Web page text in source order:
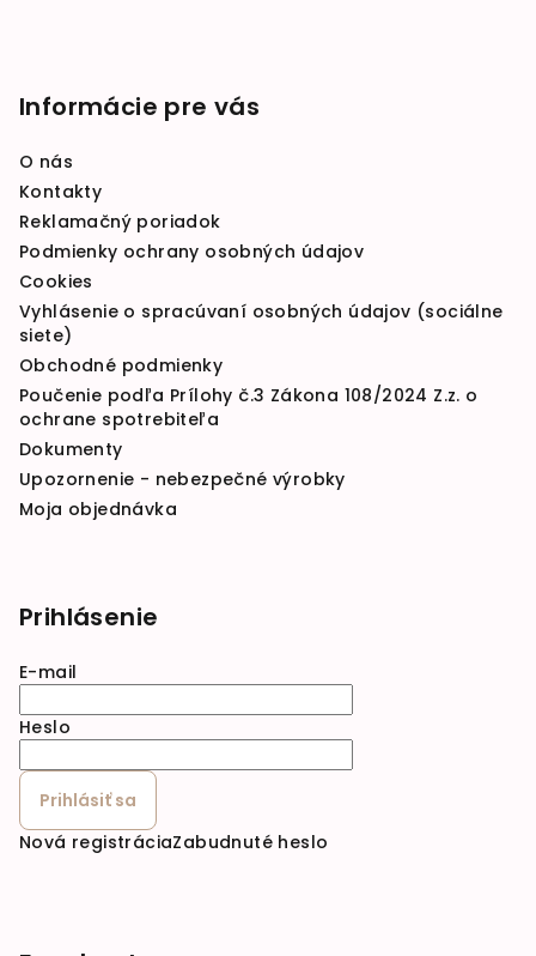
Informácie pre vás
O nás
Kontakty
Reklamačný poriadok
Podmienky ochrany osobných údajov
Cookies
Vyhlásenie o spracúvaní osobných údajov (sociálne
siete)
Obchodné podmienky
Poučenie podľa Prílohy č.3 Zákona 108/2024 Z.z. o
ochrane spotrebiteľa
Dokumenty
Upozornenie - nebezpečné výrobky
Moja objednávka
Prihlásenie
E-mail
Heslo
Prihlásiť sa
Nová registráciaZabudnuté heslo